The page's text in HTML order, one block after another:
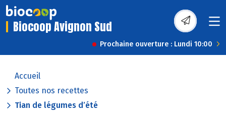
Biocoop Avignon Sud
Prochaine ouverture : Lundi 10:00
Accueil
Toutes nos recettes
Tian de légumes d’été